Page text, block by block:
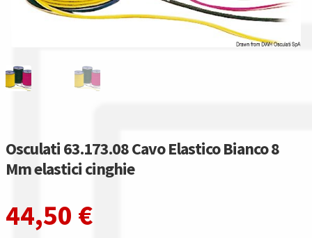
Garanzia del produttore
Guida all’utilizzo del sito
Privacy policy
Osculati 63.173.08 Cavo Elastico Bianco 8
Mm elastici cinghie
44,50 €